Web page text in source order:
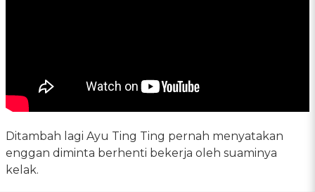
Ditambah lagi Ayu Ting Ting pernah menyatakan
enggan diminta berhenti bekerja oleh suaminya
kelak.